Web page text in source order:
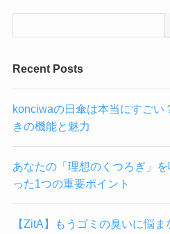
Recent Posts
konciwaの日傘は本当にすごい
きの機能と魅力
あなたの「理想のくつろぎ」
った1つの重要ポイント
【ZitA】もうゴミの臭いに悩